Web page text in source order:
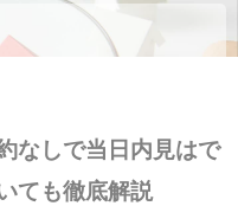
なしで当日内見はで
ても徹底解説